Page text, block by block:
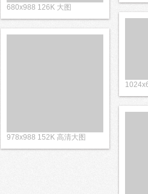
680x988 126K 大图
978x988 152K 高清大图